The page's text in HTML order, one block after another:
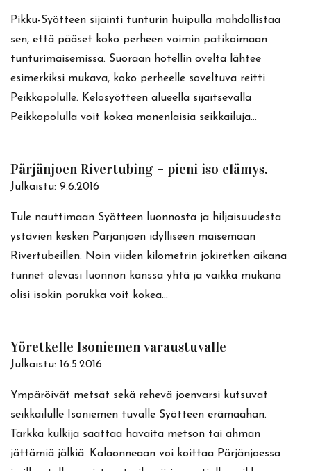
Pikku-Syötteen sijainti tunturin huipulla mahdollistaa
sen, että pääset koko perheen voimin patikoimaan
tunturimaisemissa. Suoraan hotellin ovelta lähtee
esimerkiksi mukava, koko perheelle soveltuva reitti
Peikkopolulle. Kelosyötteen alueella sijaitsevalla
Peikkopolulla voit kokea monenlaisia seikkailuja…
Pärjänjoen Rivertubing – pieni iso elämys.
Julkaistu: 9.6.2016
Tule nauttimaan Syötteen luonnosta ja hiljaisuudesta
ystävien kesken Pärjänjoen idylliseen maisemaan
Rivertubeillen. Noin viiden kilometrin jokiretken aikana
tunnet olevasi luonnon kanssa yhtä ja vaikka mukana
olisi isokin porukka voit kokea…
Yöretkelle Isoniemen varaustuvalle
Julkaistu: 16.5.2016
Ympäröivät metsät sekä rehevä joenvarsi kutsuvat
seikkailulle Isoniemen tuvalle Syötteen erämaahan.
Tarkka kulkija saattaa havaita metson tai ahman
jättämiä jälkiä. Kalaonneaan voi koittaa Pärjänjoessa